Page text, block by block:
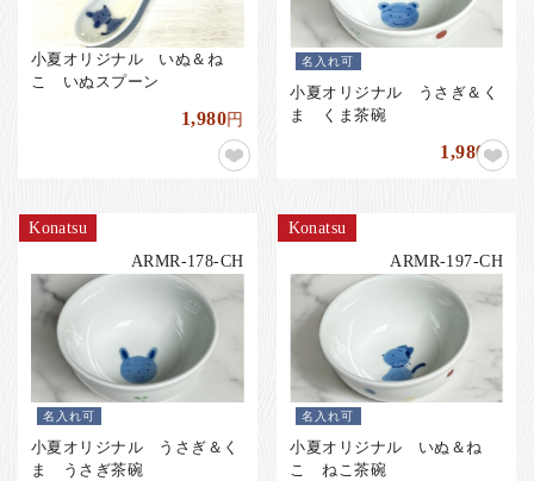
小夏オリジナル いぬ＆ね
こ いぬスプーン
1,980円
名入れ可
小夏オリジナル うさぎ＆く
ま くま茶碗
1,980円
Konatsu
ARMR-178-CH
名入れ可
小夏オリジナル うさぎ＆く
ま うさぎ茶碗
Konatsu
ARMR-197-CH
名入れ可
小夏オリジナル いぬ＆ね
こ ねこ茶碗